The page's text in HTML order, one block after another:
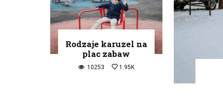
Rodzaje karuzel na
plac zabaw
10253 1.95K